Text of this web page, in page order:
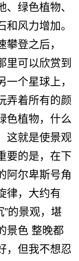
绿色植物、
风力增加。
登之后，
里可以欣赏到
个星球上，
弄着所有的颜
色植物­，什么
这就是使景观
要的是，在下
阿尔卑斯号角
律，大约有
”的­景观，堪
景色 整晚都
，但我不想忍